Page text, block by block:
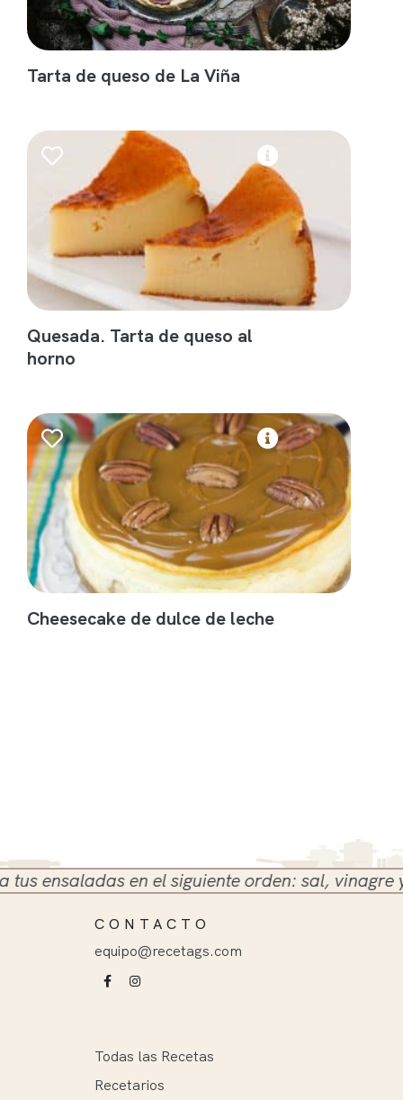
Tarta de queso de La Viña
Quesada. Tarta de queso al
horno
Cheesecake de dulce de leche
en el siguiente orden: sal, vinagre y
CONTACTO
equipo@recetags.com
Todas las Recetas
Recetarios